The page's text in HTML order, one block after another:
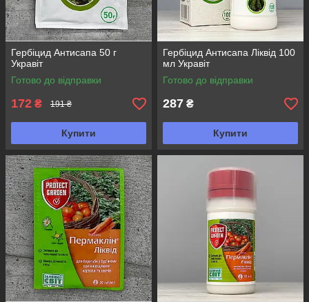
Гербіцид Антисапа 50 г
Укравіт
Готово до відправки
172 ₴ 191 ₴
Купити
Гербіцид Антисапа Ліквід 100
мл Укравіт
Готово до відправки
287 ₴
Купити